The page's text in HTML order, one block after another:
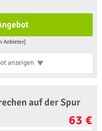
Anbieter)
anzeigen
auf der Spur
63 €